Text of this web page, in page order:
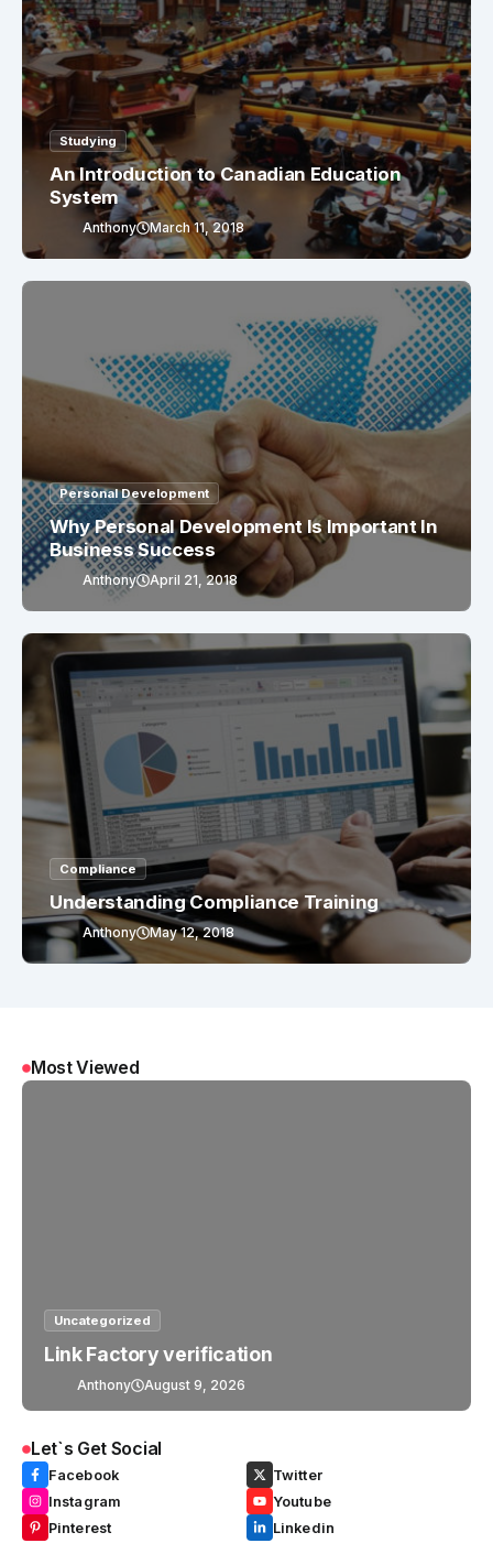
Studying
An Introduction to Canadian Education
System
Anthony March 11, 2018
Personal Development
Why Personal Development Is Important In
Business Success
Anthony April 21, 2018
Compliance
Understanding Compliance Training
Anthony May 12, 2018
Most Viewed
Uncategorized
Link Factory verification
Anthony August 9, 2026
Let`s Get Social
Facebook
Twitter
Instagram
Youtube
Pinterest
Linkedin